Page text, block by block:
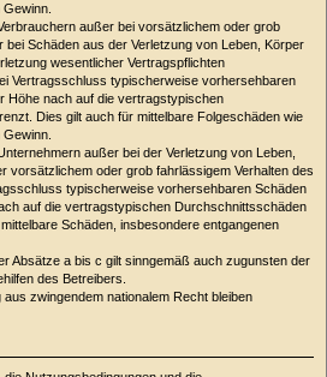
außer bei vorsätzlichem oder grob
bei Schäden aus der Verletzung von Leben, Körper
wesentlicher Vertragspflichten
Vertragsschluss typischerweise vorhersehbaren
Höhe nach auf die vertragstypischen
Dies gilt auch für mittelbare Folgeschäden wie
außer bei der Verletzung von Leben,
vorsätzlichem oder grob fahrlässigem Verhalten des
typischerweise vorhersehbaren Schäden
auf die vertragstypischen Durchschnittsschäden
Schäden, insbesondere entgangenen
Absätze a bis c gilt sinngemäß auch zugunsten der
des Betreibers.
zwingendem nationalem Recht bleiben